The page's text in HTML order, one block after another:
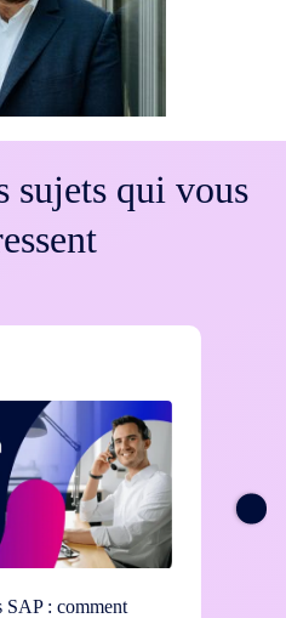
sujets qui vous
SAP : comment